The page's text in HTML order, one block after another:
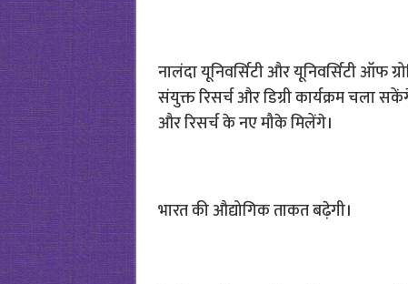
नालंदा यूनिवर्सिटी और यूनिवर्सिटी ऑफ
संयुक्त रिसर्च और डिग्री कार्यक्रम चला
और रिसर्च के नए मौके मिलेंगे।
भारत की औद्योगिक ताकत बढ़ेगी।